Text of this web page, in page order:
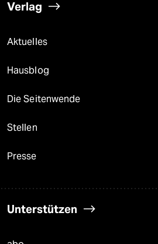
Verlag
Aktuelles
Hausblog
Die Seitenwende
Stellen
Presse
Unterstützen